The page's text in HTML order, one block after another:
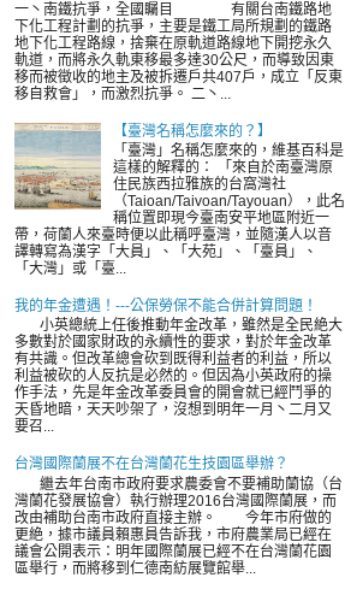
一丶南鐵抗爭，全國矚目 有關台南鐵路地
下化工程計劃的抗爭，主要是鐵工局所規劃的鐵路
地下化工程路線，捨棄在原軌道路線地下開挖永久
軌道，而將永久軌東移最多達30公尺，而導致因東
移而被徵收的地主及被拆遷戶共407戶，成立「反東
移自救會」，而激烈抗爭。 二丶...
【臺灣名稱怎麼來的？】
「臺灣」名稱怎麼來的，維基百科是
這樣的解釋的： 「來自於南臺灣原
住民族西拉雅族的台窩灣社
（Taioan/Taivoan/Tayouan），此名
稱位置即現今臺南安平地區附近一
帶，荷蘭人來臺時便以此稱呼臺灣，並隨漢人以音
譯轉寫為漢字「大員」、「大苑」、「臺員」、
「大灣」或「臺...
我的年金遭遇！---公保勞保不能合併計算問題！
小英總統上任後推動年金改革，雖然是全民絶大
多數對於國家財政的永續性的要求，對於年金改革
有共識。但改革總會砍到既得利益者的利益，所以
利益被砍的人反抗是必然的。但因為小英政府的操
作手法，先是年金改革委員會的開會就已經鬥爭的
天昏地暗，天天吵架了，沒想到明年一月丶二月又
要召...
台灣國際蘭展不在台灣蘭花生技園區舉辦？
繼去年台南市政府要求農委會不要補助蘭協（台
灣蘭花發展協會）執行辦理2016台灣國際蘭展，而
改由補助台南市政府直接主辦。 今年市府做的
更絶，據市議員賴惠員告訴我，市府農業局已經在
議會公開表示：明年國際蘭展已經不在台灣蘭花園
區舉行，而將移到仁德南紡展覽館舉...